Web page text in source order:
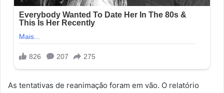
As tentativas de reanimação foram em vão. O relatório